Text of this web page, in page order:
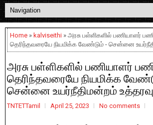
Home » kalviseithi » அரசு பள்ளிகளில் பணியாளர்
தெரிந்தவரையே நியமிக்க வேண்டும் - சென்னை
அரசு பள்ளிகளில் பணியாளர்
தெரிந்தவரையே நியமிக்க
சென்னை உயர்நீதிமன்றம்
TNTETTamil April 25, 2023 No comments